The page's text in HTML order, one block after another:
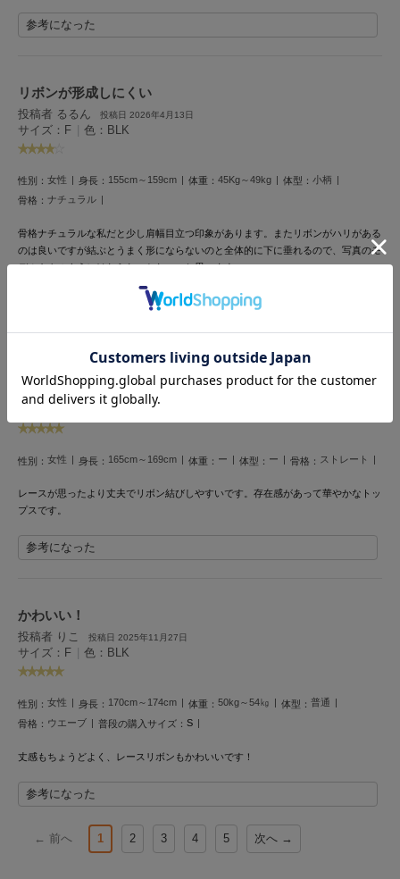
LILY BROWN
リリーブラウン
リリーブラウンランジェリー
LITTLE UNION TOKYO
リトルユニオン トウキョウ
made of Organics
MICHU COQUETTE
ミラオーウェン
MOIGE
MUCHA
nezu
ネズ
ナイキ
ナウンス
null.
ヌル
参考になった
リボンが形成しにくい
投稿者 るるん 投稿日 2026年4月13日
サイズ：F 色：BLK
性別： 女性 身長： 155cm～159cm 体重： 45Kg～49kg 体型： 小柄
骨格： ナチュラル
骨格ナチュラルな私だと少し肩幅目立つ印象があります。またリボンがハリがある
のは良いですが結ぶとうまく形にならないのと全体的に下に垂れるので、写真のモ
デルさんのようにはならないかな、、と思います。
レースが上品
投稿者 あーちゃん 投稿日 2026年1月6日
色：BLK
性別： 女性 身長： 165cm～169cm 体重： ー 体型： ー 骨格： ストレート
レースが思ったより丈夫でリボン結びしやすいです。存在感があって華やかなトッ
プスです。
参考になった
かわいい！
投稿者 りこ 投稿日 2025年11月27日
サイズ：F 色：BLK
性別： 女性 身長： 170cm～174cm 体重： 50kg～54㎏ 体型： 普通
骨格： ウエーブ 普段の購入サイズ： S
丈感もちょうどよく、レースリボンもかわいいです！
参考になった
← 前へ 1 2 3 4 5 次へ →